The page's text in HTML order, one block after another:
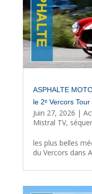
ASPHALTE
le 2ᵉ Vercors Tour
Juin 27, 2026 |
Mistral TV,
les plus belles
du Vercors dans